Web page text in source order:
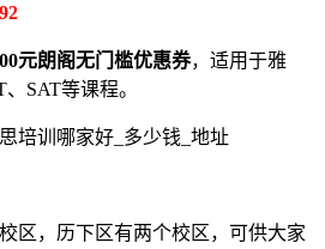
元朗阁无门槛优惠券，适用于雅
SAT等课程。
，历下区有两个校区，可供大家